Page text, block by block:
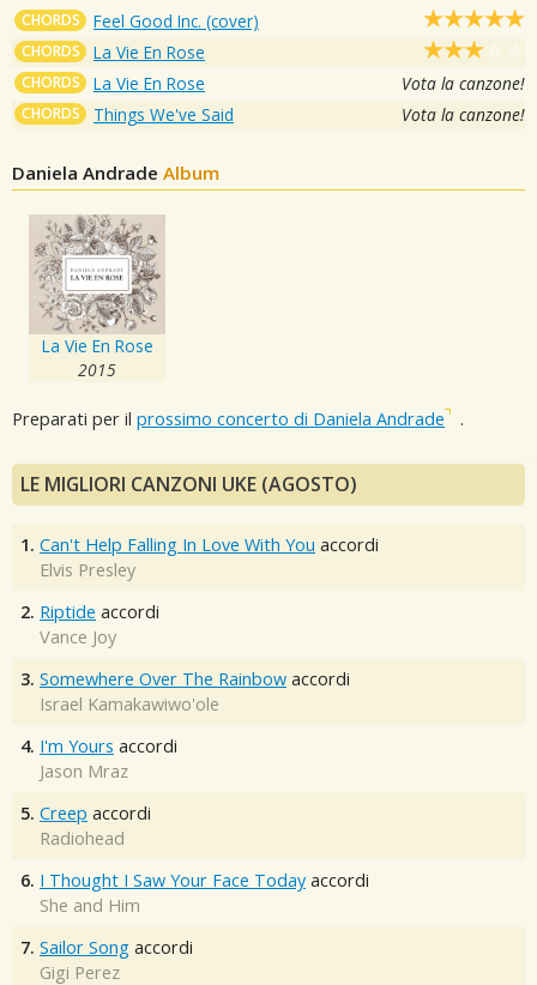
CHORDS Feel Good Inc. (cover)
CHORDS La Vie En Rose
CHORDS La Vie En Rose Vota la canzone!
CHORDS Things We've Said Vota la canzone!
Daniela Andrade Album
La Vie En Rose
2015
Preparati per il prossimo concerto di Daniela Andrade .
LE MIGLIORI CANZONI UKE (AGOSTO)
1. Can't Help Falling In Love With You accordi
Elvis Presley
2. Riptide accordi
Vance Joy
3. Somewhere Over The Rainbow accordi
Israel Kamakawiwo'ole
4. I'm Yours accordi
Jason Mraz
5. Creep accordi
Radiohead
6. I Thought I Saw Your Face Today accordi
She and Him
7. Sailor Song accordi
Gigi Perez